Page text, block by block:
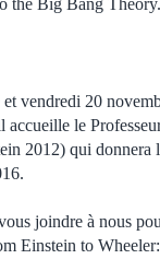
the Big Bang Theory.
vendredi 20
accueille le
2012) qui donnera
joindre à nous
Einstein to